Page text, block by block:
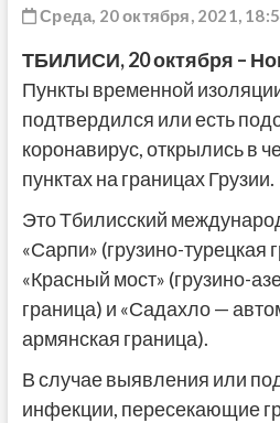
Среда, 20 октября, 2021,
ТБИЛИСИ,20 октября –
Пункты временной
подтвердился или есть
коронавирус, открылись в
пунктах на границах Грузии.
Это Тбилисский
«Сарпи» (грузино-турецкая
«Красный мост» (грузино-
граница) и «Садахло —
армянская граница).
В случае выявления или
инфекции, пересекающие